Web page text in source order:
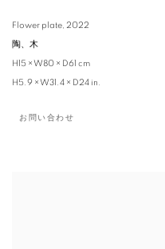
Flower plate, 2022
陶、木
H15 × W80 × D61 cm
H5.9 × W31.4 × D24 in.
お問い合わせ